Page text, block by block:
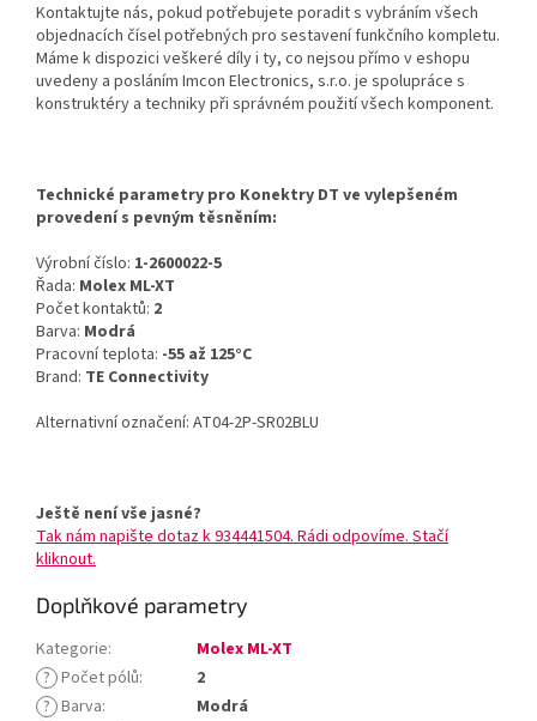
Kontaktujte nás, pokud potřebujete poradit s vybráním všech
objednacích čísel potřebných pro sestavení funkčního kompletu.
Máme k dispozici veškeré díly i ty, co nejsou přímo v eshopu
uvedeny a posláním Imcon Electronics, s.r.o. je spolupráce s
konstruktéry a techniky při správném použití všech komponent.
Technické parametry pro Konektry DT ve vylepšeném
provedení s pevným těsněním:
Výrobní číslo: 1-2600022-5
Řada: Molex ML-XT
Počet kontaktů: 2
Barva: Modrá
Pracovní teplota: -55 až 125°C
Brand: TE Connectivity
Alternativní označení: AT04-2P-SR02BLU
Ještě není vše jasné?
Tak nám napište dotaz k 934441504. Rádi odpovíme. Stačí
kliknout.
Doplňkové parametry
Kategorie:
Molex ML-XT
? Počet pólů:
2
? Barva:
Modrá